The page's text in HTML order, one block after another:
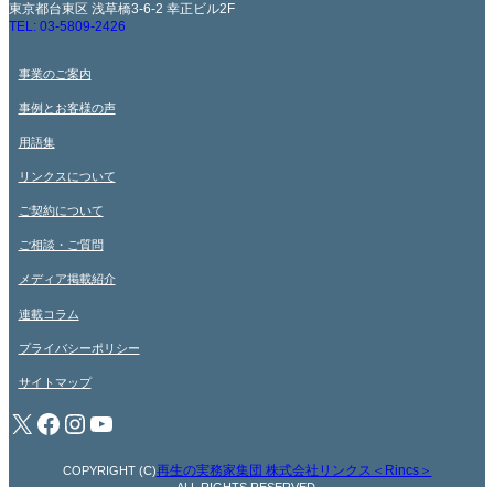
東京都台東区 浅草橋3-6-2 幸正ビル2F
TEL: 03-5809-2426
事業のご案内
事例とお客様の声
用語集
リンクスについて
ご契約について
ご相談・ご質問
メディア掲載紹介
連載コラム
プライバシーポリシー
サイトマップ
X Facebook Instagram YouTube
COPYRIGHT (C)再生の実務家集団 株式会社リンクス＜Rincs＞